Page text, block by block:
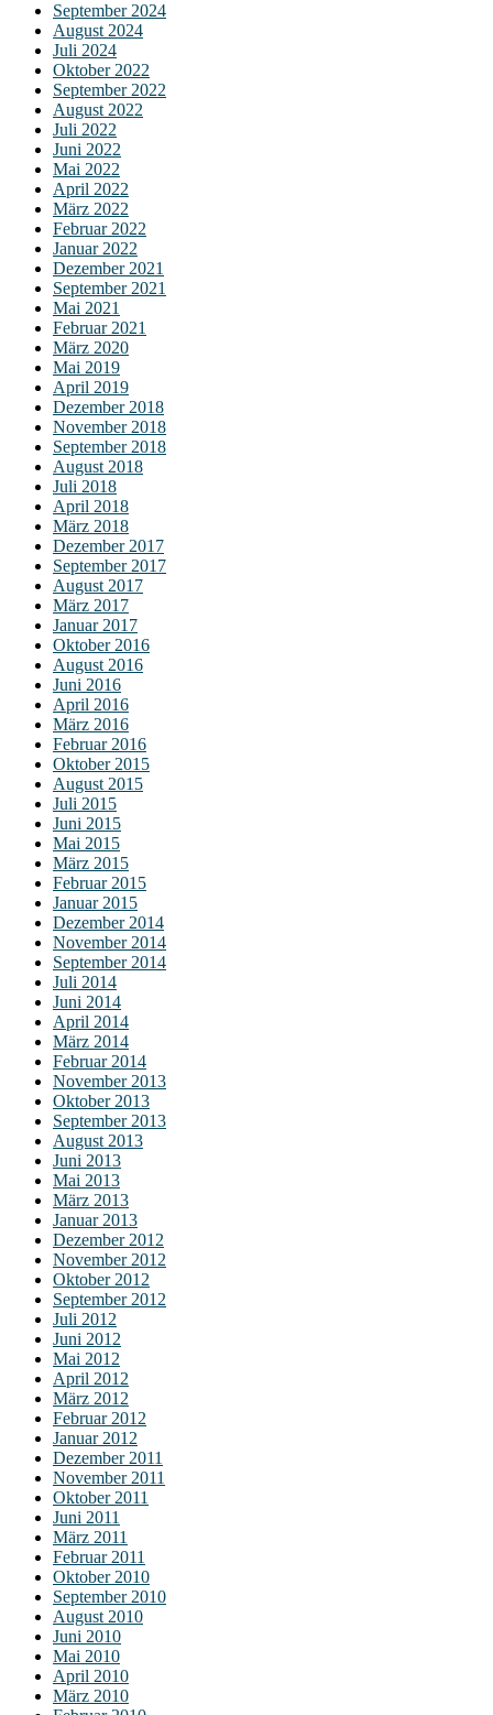
September 2024
August 2024
Juli 2024
Oktober 2022
September 2022
August 2022
Juli 2022
Juni 2022
Mai 2022
April 2022
März 2022
Februar 2022
Januar 2022
Dezember 2021
September 2021
Mai 2021
Februar 2021
März 2020
Mai 2019
April 2019
Dezember 2018
November 2018
September 2018
August 2018
Juli 2018
April 2018
März 2018
Dezember 2017
September 2017
August 2017
März 2017
Januar 2017
Oktober 2016
August 2016
Juni 2016
April 2016
März 2016
Februar 2016
Oktober 2015
August 2015
Juli 2015
Juni 2015
Mai 2015
März 2015
Februar 2015
Januar 2015
Dezember 2014
November 2014
September 2014
Juli 2014
Juni 2014
April 2014
März 2014
Februar 2014
November 2013
Oktober 2013
September 2013
August 2013
Juni 2013
Mai 2013
März 2013
Januar 2013
Dezember 2012
November 2012
Oktober 2012
September 2012
Juli 2012
Juni 2012
Mai 2012
April 2012
März 2012
Februar 2012
Januar 2012
Dezember 2011
November 2011
Oktober 2011
Juni 2011
März 2011
Februar 2011
Oktober 2010
September 2010
August 2010
Juni 2010
Mai 2010
April 2010
März 2010